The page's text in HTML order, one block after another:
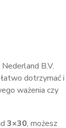
B.V.
dotrzymać i
ważenia czy
3×30, możesz